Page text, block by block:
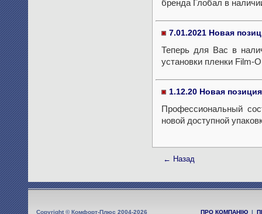
бренда Глобал в
7.01.2021 Новая
Теперь для Вас в
установки пленки Film-
1.12.20 Новая
Профессиональный
новой доступной
← Назад
Copyright © Комфорт-Плюс 2004-2026 ПРО КОМПАНІЮ |